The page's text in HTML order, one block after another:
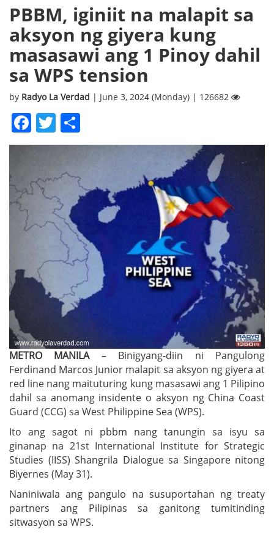
PBBM, iginiit na malapit sa
aksyon ng giyera kung
masasawi ang 1 Pinoy dahil
sa WPS tension
by Radyo La Verdad | June 3, 2024 (Monday) | 126682
Facebook
Twitter
METRO MANILA– Binigyang-diin ni Pangulong
Ferdinand Marcos Junior malapit sa aksyon ng giyera at
red line nang maituturing kung masasawi ang 1 Pilipino
dahil sa anomang insidente o aksyon ng China Coast
Guard (CCG) sa West Philippine Sea (WPS).
Ito ang sagot ni pbbm nang tanungin sa isyu sa
ginanap na 21st International Institute for Strategic
Studies (IISS) Shangrila Dialogue sa Singapore nitong
Biyernes (May 31).
Naniniwala ang pangulo na susuportahan ng treaty
partners ang Pilipinas sa ganitong tumitinding
sitwasyon sa WPS.